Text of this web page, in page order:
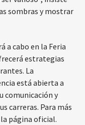
sombras y mostrar
a cabo en la Feria
estrategias
La
está abierta a
comunicación y
carreras. Para más
página oficial.